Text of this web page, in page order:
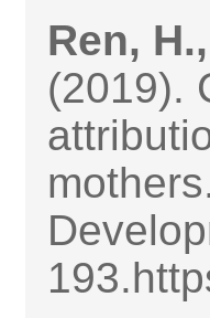
Ren, H.,
(2019).